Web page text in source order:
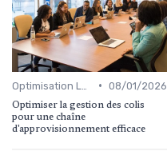
• 08/01/2026
Optimiser la gestion des colis
pour une chaîne
d'approvisionnement efficace